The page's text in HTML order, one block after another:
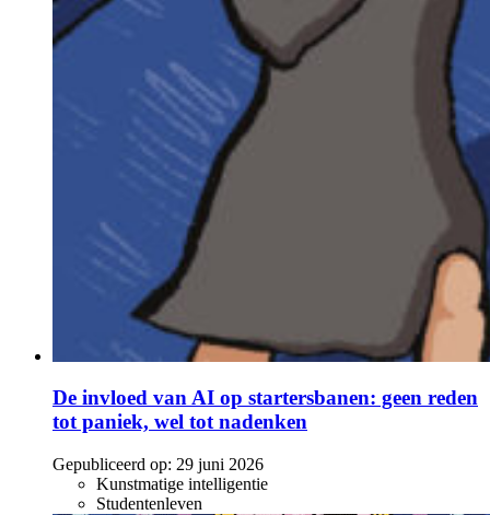
De invloed van AI op startersbanen: geen reden
tot paniek, wel tot nadenken
Gepubliceerd op: 29 juni 2026
Kunstmatige intelligentie
Studentenleven